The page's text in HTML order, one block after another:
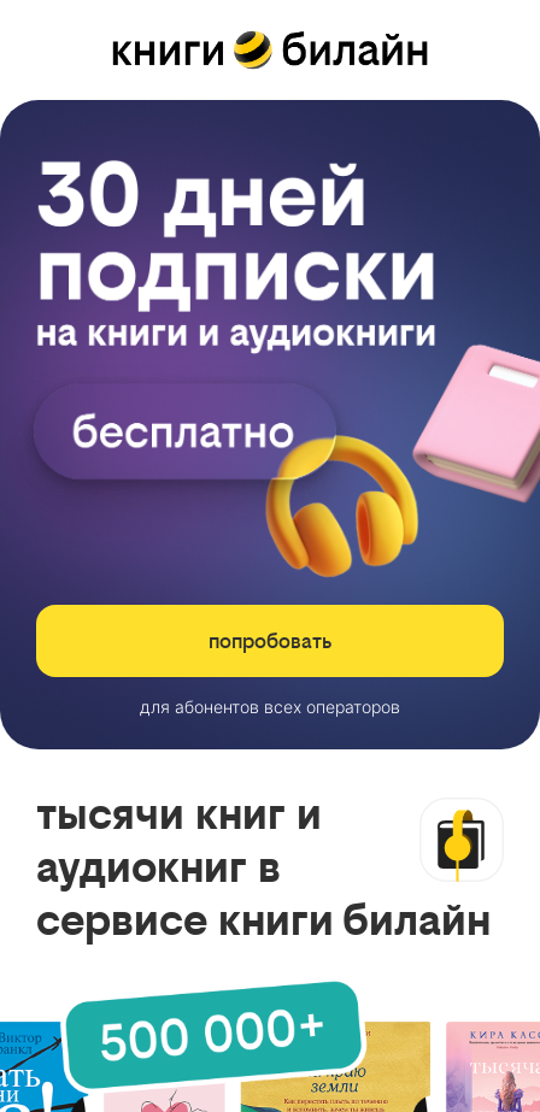
попробовать
для абонентов всех операторов
тысячи книг и
аудиокниг в
сервисе книги билайн